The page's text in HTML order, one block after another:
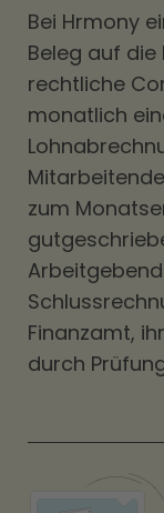
Bei Hrmony
Beleg auf
rechtliche
monatlich
zum
Finanzamt,
durch